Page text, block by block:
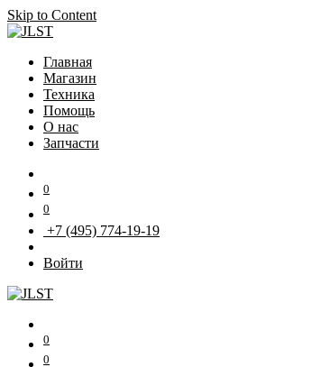
Skip to Content
Главная
Магазин
Техника
Помощь
О нас
Запчасти
0
0
+7 (495) 774-19-19
Войти
0
0